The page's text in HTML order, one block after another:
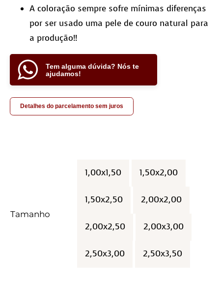
A coloração sempre sofre mínimas diferenças
por ser usado uma pele de couro natural para
a produção!!
Tem alguma dúvida? Nós te
ajudamos!
Detalhes do parcelamento sem juros
Tamanho
1,00x1,50 1,50x2,00
1,50x2,50 2,00x2,00
2,00x2,50 2,00x3,00
2,50x3,00 2,50x3,50